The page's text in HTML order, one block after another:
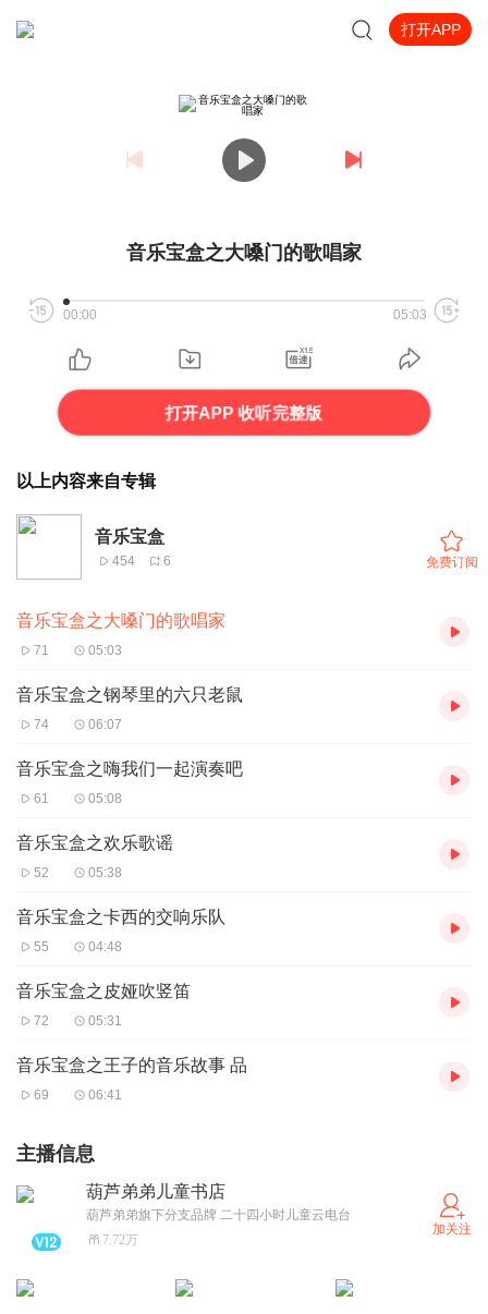
打开APP
音乐宝盒之大嗓门的歌唱家
00:00 05:03
打开APP 收听完整版
以上内容来自专辑
音乐宝盒
454 6 免费订阅
音乐宝盒之大嗓门的歌唱家
71 05:03
音乐宝盒之钢琴里的六只老鼠
74 06:07
音乐宝盒之嗨我们一起演奏吧
61 05:08
音乐宝盒之欢乐歌谣
52 05:38
音乐宝盒之卡西的交响乐队
55 04:48
音乐宝盒之皮娅吹竖笛
72 05:31
音乐宝盒之王子的音乐故事 品
69 06:41
主播信息
葫芦弟弟儿童书店
葫芦弟弟旗下分支品牌 二十四小时儿童云电台
7.72万
加关注